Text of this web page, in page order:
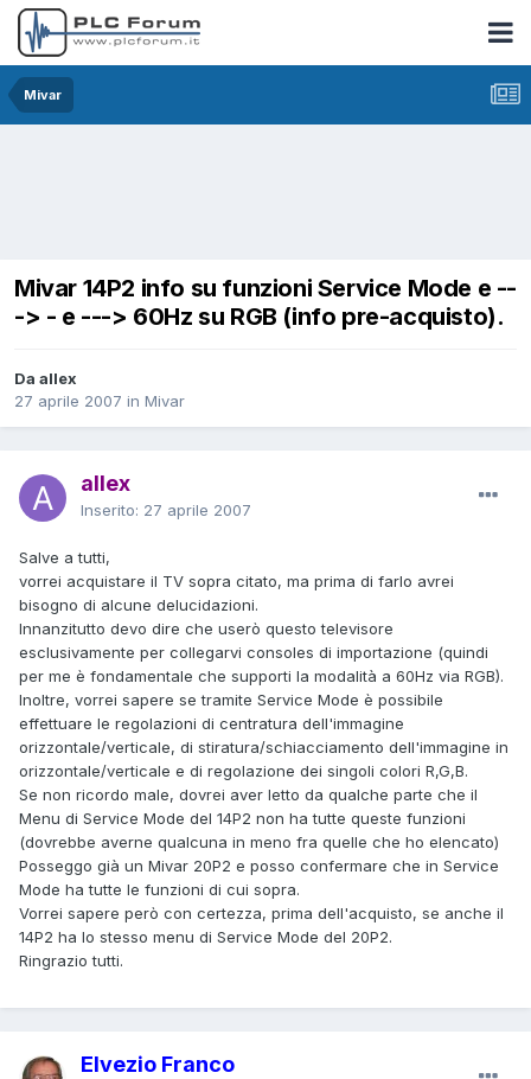
Mivar
Mivar 14P2 info su funzioni Service Mode e --
-> - e ---> 60Hz su RGB (info pre-acquisto).
Da allex
27 aprile 2007 in Mivar
allex
Inserito: 27 aprile 2007
Salve a tutti,
vorrei acquistare il TV sopra citato, ma prima di farlo avrei
bisogno di alcune delucidazioni.
Innanzitutto devo dire che userò questo televisore
esclusivamente per collegarvi consoles di importazione (quindi
per me è fondamentale che supporti la modalità a 60Hz via RGB).
Inoltre, vorrei sapere se tramite Service Mode è possibile
effettuare le regolazioni di centratura dell'immagine
orizzontale/verticale, di stiratura/schiacciamento dell'immagine in
orizzontale/verticale e di regolazione dei singoli colori R,G,B.
Se non ricordo male, dovrei aver letto da qualche parte che il
Menu di Service Mode del 14P2 non ha tutte queste funzioni
(dovrebbe averne qualcuna in meno fra quelle che ho elencato)
Posseggo già un Mivar 20P2 e posso confermare che in Service
Mode ha tutte le funzioni di cui sopra.
Vorrei sapere però con certezza, prima dell'acquisto, se anche il
14P2 ha lo stesso menu di Service Mode del 20P2.
Ringrazio tutti.
Elvezio Franco